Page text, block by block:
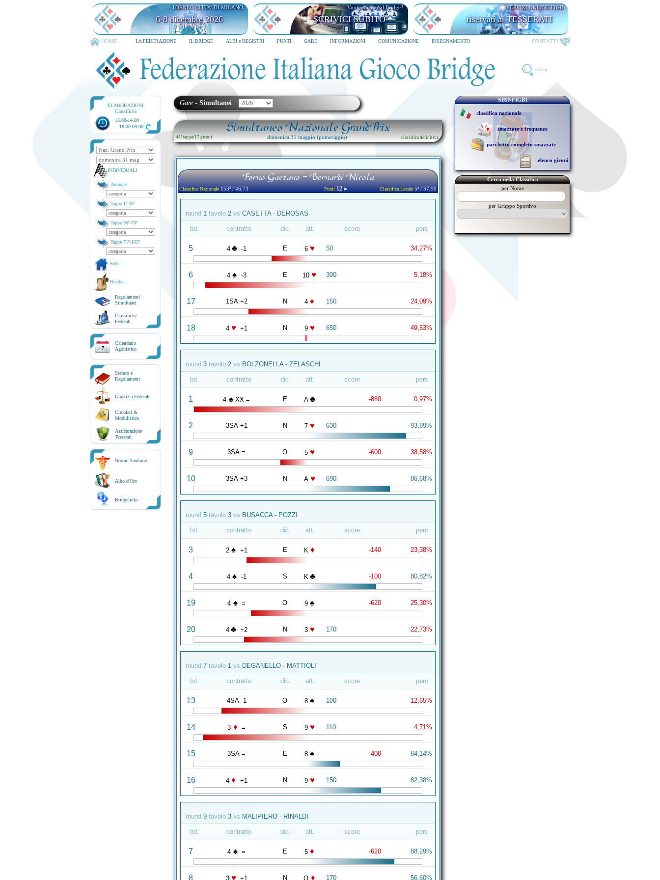
TORNEO CITTA' DI MILANO
6-8 dicembre 2026
Vuoi imparare il Bridge?
SCRIVICI SUBITO
SERVIZI ONLINE FIGB
riservati ai TESSERATI
HOME LA FEDERAZIONE IL BRIDGE ALBI e REGISTRI PUNTI GARE INFORMAZIONI COMUNICAZIONE INSEGNAMENTO CONTATTI
cerca
ELABORAZIONI
Classifiche
13.00-14.00
18.00-09.00
INDIVIDUALI
Annuale
Tappe 1ª-35ª
Tappe 36ª-70ª
Tappe 71ª-105ª
Sedi
Bando
Regolamenti
Simultanei
Classifiche
Federali
7
Calendario
Agonistico
Statuto e
Regolamenti
Giustizia Federale
Circolari &
Modulistica
Assicurazione
Tesserati
Norme Sanitarie
Albo d'Oro
Bridgelinks
Gare - Simultanei
Simultaneo Nazionale GrandPrix
44ª tappa/17 gironi domenica 31 maggio (pomeriggio) classifica definitiva
Forno Gaetano - Bernardi Nicola
Classifica Nazionale153ª / 46,73 Punti 12► Classifica Locale5ª / 37,50
round 1 tavolo 2 vs CASETTA - DEROSAS
bd. contratto dic. att. score perc
5 4 ♣ -1 E 6 ♥ 50 34,27%
6 4 ♠ -3 E 10 ♥ 300 5,18%
17 1SA +2 N 4 ♦ 150 24,09%
18 4 ♥ +1 N 9 ♥ 650 49,53%
round 3 tavolo 2 vs BOLZONELLA - ZELASCHI
bd. contratto dic. att. score perc
1 4 ♠ XX = E A ♣ -880 0,97%
2 3SA +1 N 7 ♥ 630 93,89%
9 3SA = O 5 ♥ -600 38,58%
10 3SA +3 N A ♥ 690 86,68%
round 5 tavolo 3 vs BUSACCA - POZZI
bd. contratto dic. att. score perc
3 2 ♠ +1 E K ♦ -140 23,38%
4 4 ♠ -1 S K ♣ -100 80,82%
19 4 ♠ = O 9 ♠ -620 25,30%
20 4 ♣ +2 N 3 ♥ 170 22,73%
round 7 tavolo 1 vs DEGANELLO - MATTIOLI
bd. contratto dic. att. score perc
13 4SA -1 O 8 ♠ 100 12,65%
14 3 ♦ = S 9 ♥ 110 4,71%
15 3SA = E 8 ♠ -400 64,14%
16 4 ♦ +1 N 9 ♥ 150 82,38%
round 9 tavolo 3 vs MALIPIERO - RINALDI
bd. contratto dic. att. score perc
7 4 ♠ = E 5 ♦ -620 88,29%
8 3 ♥ +1 N Q ♦ 170 56,60%
NB9NFIGB1
classifica nazionale
smazzate e frequenze
pacchetto completo smazzate
elenco gironi
Cerca nella Classifica
per Nome
per Gruppo Sportivo